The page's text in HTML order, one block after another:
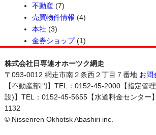
不動産 (7)
売買物件情報 (4)
本社 (3)
金券ショップ (1)
株式会社日専連オホーツク網走
〒093-0012 網走市南２条西２丁目７番地 お問
【不動産部門】TEL：0152-45-2000【指定管
設)】TEL：0152-45-5655【水道料金センター
1132
© Nissenren Okhotsk Abashiri inc.